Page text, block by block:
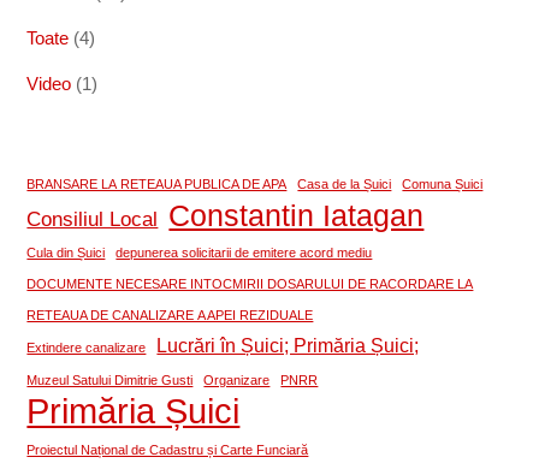
Toate (4)
Video (1)
BRANSARE LA RETEAUA PUBLICA DE APA Casa de la Șuici Comuna Șuici
Consiliul Local Constantin Iatagan
Cula din Șuici depunerea solicitarii de emitere acord mediu
DOCUMENTE NECESARE INTOCMIRII DOSARULUI DE RACORDARE LA
RETEAUA DE CANALIZARE A APEI REZIDUALE
Extindere canalizare Lucrări în Șuici; Primăria Șuici;
Muzeul Satului Dimitrie Gusti Organizare PNRR
Primăria Șuici
Proiectul Național de Cadastru și Carte Funciară